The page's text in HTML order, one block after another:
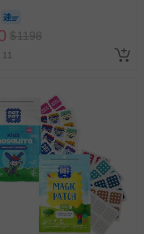
份退貨，而該訂單保
，活動贈品亦需一併退
不適用七天鑑賞期/猶
即將逾期（例如生鮮
姓名貼等）。
封、使用，則酌收整
$1198
11